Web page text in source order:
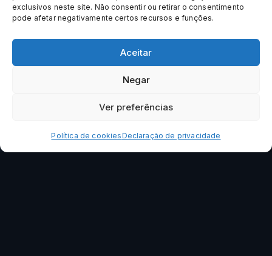
exclusivos neste site. Não consentir ou retirar o consentimento
pode afetar negativamente certos recursos e funções.
Aceitar
Negar
Ver preferências
Política de cookiesDeclaração de privacidade